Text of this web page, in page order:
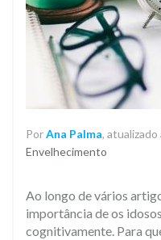
PorAna Palma,
Envelhecimento
Ao longo de vários
importância de os
cognitivamente. Para